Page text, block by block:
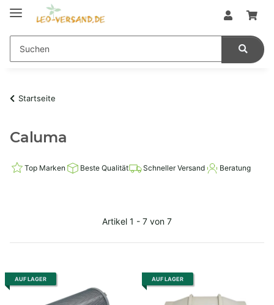
Startseite
Caluma
Top Marken Beste Qualität Schneller Versand Beratung
Artikel 1 - 7 von 7
AUF LAGER AUF LAGER